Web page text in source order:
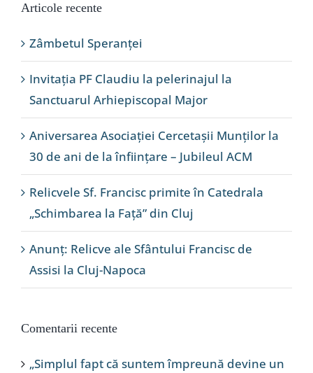
Articole recente
Zâmbetul Speranței
Invitația PF Claudiu la pelerinajul la
Sanctuarul Arhiepiscopal Major
Aniversarea Asociației Cercetașii Munților la
30 de ani de la înființare – Jubileul ACM
Relicvele Sf. Francisc primite în Catedrala
„Schimbarea la Față” din Cluj
Anunț: Relicve ale Sfântului Francisc de
Assisi la Cluj-Napoca
Comentarii recente
„Simplul fapt că suntem împreună devine un